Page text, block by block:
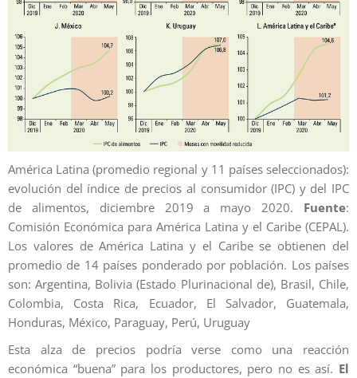
América Latina (promedio regional y 11 países seleccionados):
evolución del índice de precios al consumidor (IPC) y del IPC
de alimentos, diciembre 2019 a mayo 2020. Fuente:
Comisión Económica para América Latina y el Caribe (CEPAL).
Los valores de América Latina y el Caribe se obtienen del
promedio de 14 países ponderado por población. Los países
son: Argentina, Bolivia (Estado Plurinacional de), Brasil, Chile,
Colombia, Costa Rica, Ecuador, El Salvador, Guatemala,
Honduras, México, Paraguay, Perú, Uruguay
Esta alza de precios podría verse como una reacción
económica “buena” para los productores, pero no es así. El